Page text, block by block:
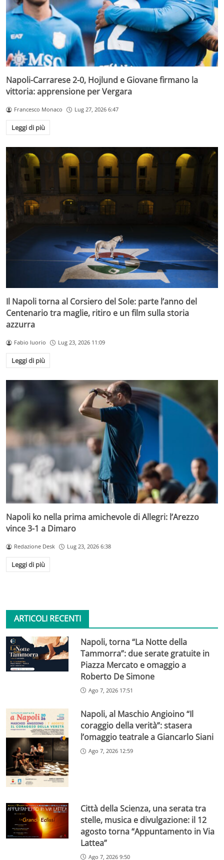
Napoli-Carrarese 2-0, Hojlund e Giovane firmano la
vittoria: apprensione per Vergara
Francesco Monaco Lug 27, 2026 6:47
Leggi di più
Il Napoli torna al Corsiero del Sole: parte l’anno del
Centenario tra maglie, ritiro e un film sulla storia
azzurra
Fabio Iuorio Lug 23, 2026 11:09
Leggi di più
Napoli ko nella prima amichevole di Allegri: l’Arezzo
vince 3-1 a Dimaro
Redazione Desk Lug 23, 2026 6:38
Leggi di più
ARTICOLI RECENTI
Napoli, torna “La Notte della
Tammorra”: due serate gratuite in
Piazza Mercato e omaggio a
Roberto De Simone
Ago 7, 2026 17:51
Napoli, al Maschio Angioino “Il
coraggio della verità”: stasera
l’omaggio teatrale a Giancarlo Siani
Ago 7, 2026 12:59
Città della Scienza, una serata tra
stelle, musica e divulgazione: il 12
agosto torna “Appuntamento in Via
Lattea”
Ago 7, 2026 9:50